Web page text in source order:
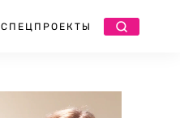
СПЕЦПРОЕКТЫ